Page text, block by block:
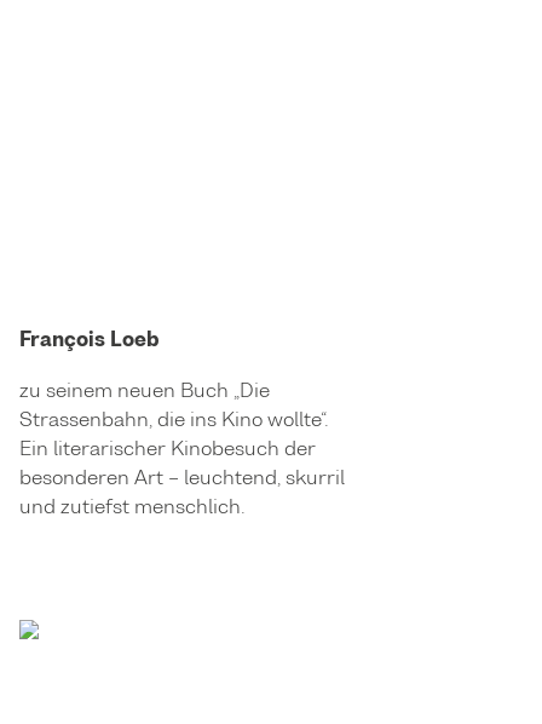
François Loeb
zu seinem neuen Buch „Die
Strassenbahn, die ins Kino wollte“.
Ein literarischer Kinobesuch der
besonderen Art – leuchtend, skurril
und zutiefst menschlich.